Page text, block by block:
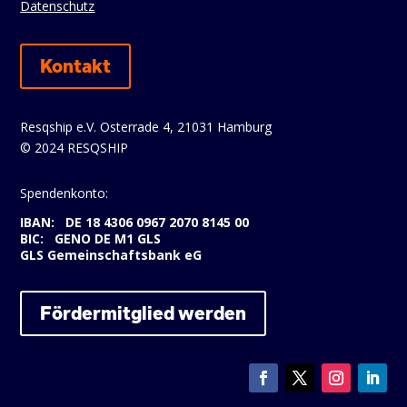
Datenschutz
Kontakt
Resqship e.V. Osterrade 4, 21031 Hamburg
© 2024 RESQSHIP
Spendenkonto:
IBAN: DE 18 4306 0967 2070 8145 00
BIC: GENO DE M1 GLS
GLS Gemeinschaftsbank eG
Fördermitglied werden